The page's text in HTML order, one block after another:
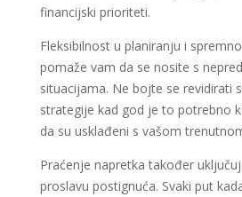
financijski prioriteti.
Fleksibilnost u planiranju i
pomaže vam da se nosite s
situacijama. Ne bojte se revidirati
strategije kad god je to potrebno
da su usklađeni s vašom
Praćenje napretka također
proslavu postignuća. Svaki put